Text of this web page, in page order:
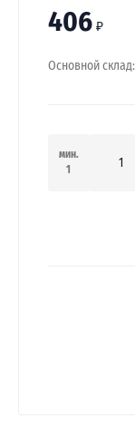
406 ₽
Основной склад:
мин.
1